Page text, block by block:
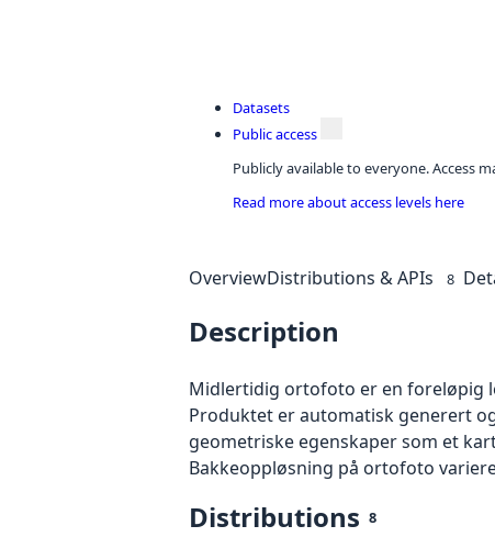
Datasets
Public access
Publicly available to everyone. Access
Read more about access levels here
OverviewDistributions & APIs 8
Description
Midlertidig ortofoto er en foreløpig
Produktet er automatisk generert
geometriske egenskaper som et
Bakkeoppløsning på ortofoto
Distributions 8